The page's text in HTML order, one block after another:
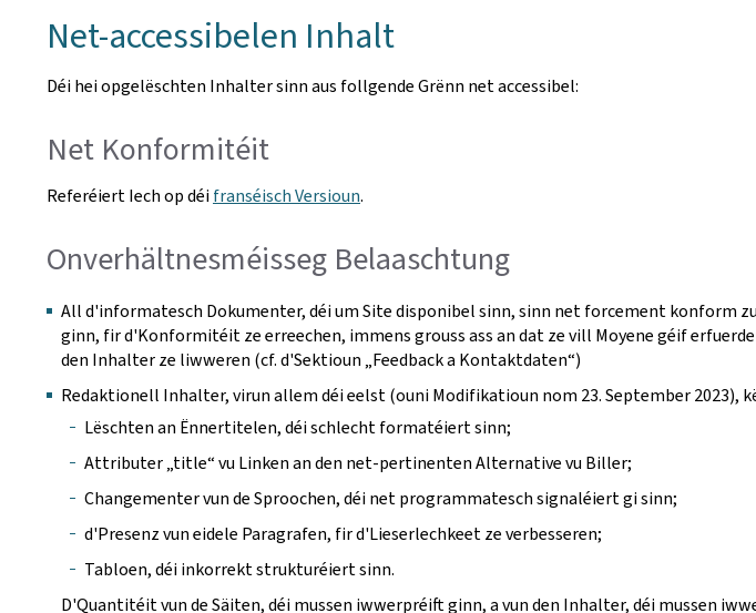
Net-accessibelen Inhalt
Déi hei opgelëschten Inhalter sinn aus follgende Grënn net accessibel:
Net Konformitéit
Referéiert Iech op déifranséisch Versioun.
Onverhältnesméisseg Belaaschtung
All d'informatesch Dokumenter, déi um Site disponibel sinn, sinn net forcement konform
ginn, fir d'Konformitéit ze erreechen, immens grouss ass an dat ze vill Moyene géif
den Inhalter ze liwweren (cf. d'Sektioun „Feedback a Kontaktdaten“)
Redaktionell Inhalter, virun allem déi eelst (ouni Modifikatioun nom 23. September 2023),
Lëschten an Ënnertitelen, déi schlecht formatéiert sinn;
Attributer „title“ vu Linken an den net-pertinenten Alternative vu Biller;
Changementer vun de Sproochen, déi net programmatesch signaléiert gi sinn;
d'Presenz vun eidele Paragrafen, fir d'Lieserlechkeet ze verbesseren;
Tabloen, déi inkorrekt strukturéiert sinn.
D'Quantitéit vun de Säiten, déi mussen iwwerpréift ginn, a vun den Inhalter, déi mussen